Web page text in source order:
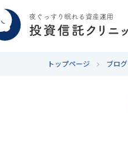
トップページ ブログ